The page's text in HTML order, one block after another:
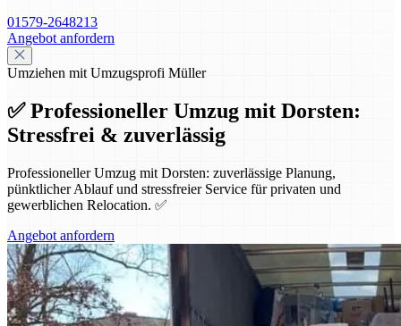
01579-2648213
Angebot anfordern
Umziehen mit Umzugsprofi Müller
✅ Professioneller Umzug mit Dorsten:
Stressfrei & zuverlässig
Professioneller Umzug mit Dorsten: zuverlässige Planung,
pünktlicher Ablauf und stressfreier Service für privaten und
gewerblichen Relocation. ✅
Angebot anfordern